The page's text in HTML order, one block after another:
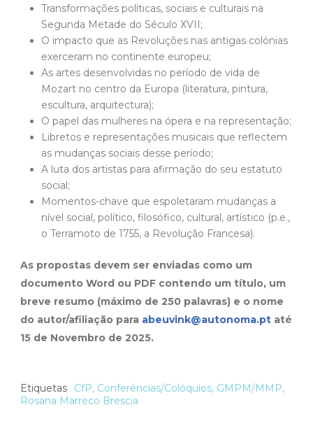
Transformações políticas, sociais e culturais na
Segunda Metade do Século XVII;
O impacto que as Revoluções nas antigas colónias
exerceram no continente europeu;
As artes desenvolvidas no período de vida de
Mozart no centro da Europa (literatura, pintura,
escultura, arquitectura);
O papel das mulheres na ópera e na representação;
Libretos e representações musicais que reflectem
as mudanças sociais desse período;
A luta dos artistas para afirmação do seu estatuto
social;
Momentos-chave que espoletaram mudanças a
nível social, político, filosófico, cultural, artístico (p.e.,
o Terramoto de 1755, a Revolução Francesa).
As propostas devem ser enviadas como um
documento Word ou PDF contendo um título, um
breve resumo (máximo de 250 palavras) e o nome
do autor/afiliação para abeuvink@autonoma.pt até
15 de Novembro de 2025.
Etiquetas CfP, Conferências/Colóquios, GMPM/MMP,
Rosana Marreco Brescia